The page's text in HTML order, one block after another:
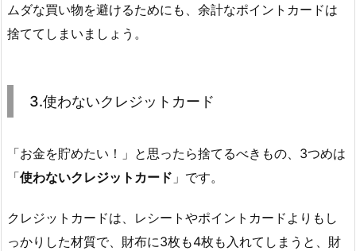
ムダな買い物を避けるためにも、余計なポイントカードは
捨ててしまいましょう。
3.使わないクレジットカード
「お金を貯めたい！」と思ったら捨てるべきもの、3つめは
「使わないクレジットカード 」です。
クレジットカードは、レシートやポイントカードよりもし
っかりした材質で、財布に3枚も4枚も入れてしまうと、財